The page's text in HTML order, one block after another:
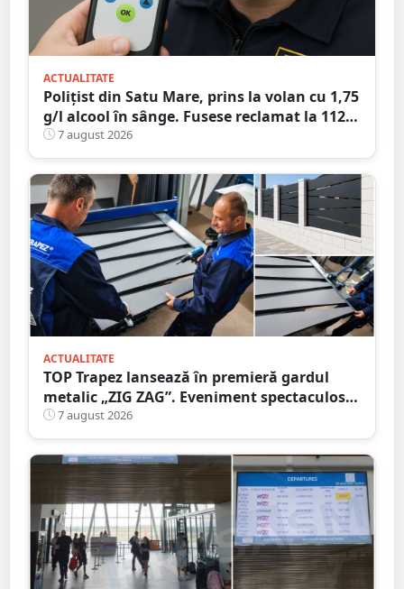
ACTUALITATE
Polițist din Satu Mare, prins la volan cu 1,75
g/l alcool în sânge. Fusese reclamat la 112
că circula pe contrasens
7 august 2026
ACTUALITATE
TOP Trapez lansează în premieră gardul
metalic „ZIG ZAG”. Eveniment spectaculos
în Grădina Romei
7 august 2026